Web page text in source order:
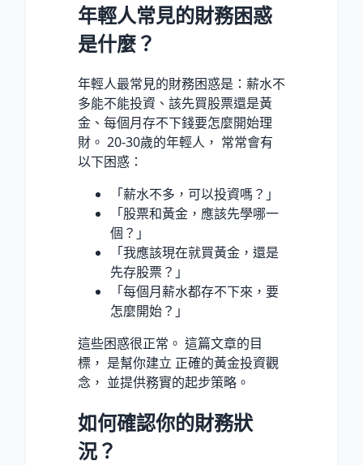
年輕人常見的財務困惑
是什麼？
年輕人最常見的財務困惑是：薪水不
多能不能投資、該先買股票還是黃
金、每個月存不下錢要怎麼開始理
財。 20-30歲的年輕人， 常常會有
以下困惑：
「薪水不多，可以投資嗎？」
「股票和黃金，應該先學哪一
個？」
「我應該現在就買黃金，還是
先存股票？」
「每個月薪水都存不下來，要
怎麼開始？」
這些困惑很正常。 這篇文章的目
標， 是幫你建立 正確的黃金投資觀
念， 並提供務實的起步策略。
如何確認你的財務狀
況？